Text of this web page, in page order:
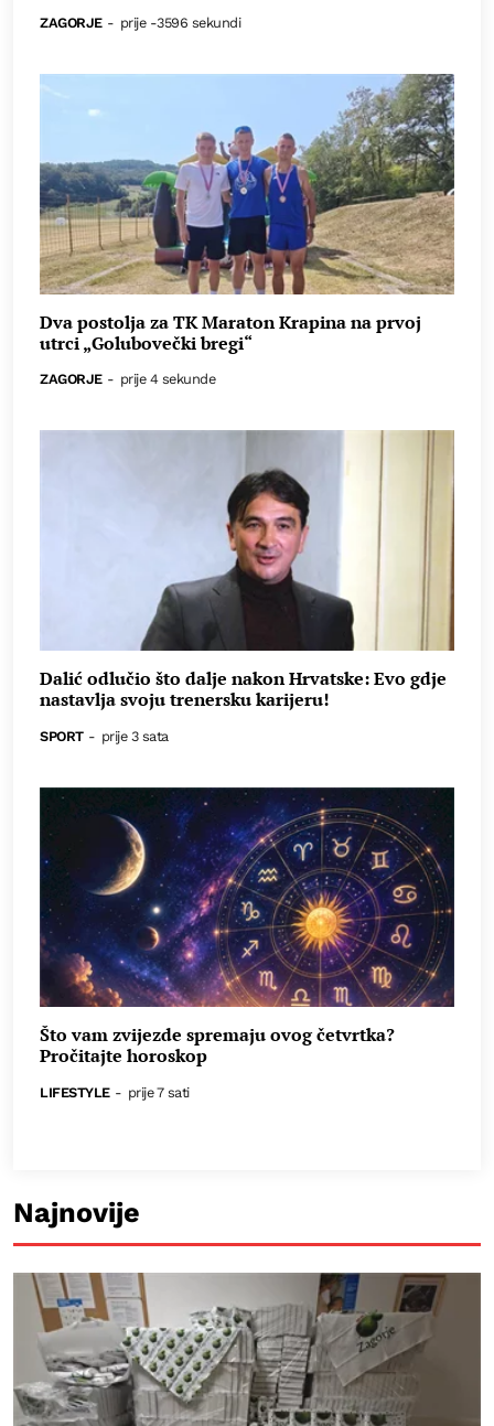
ZAGORJE - prije -3596 sekundi
Dva postolja za TK Maraton Krapina na prvoj
utrci „Golubovečki bregi“
ZAGORJE - prije 4 sekunde
Dalić odlučio što dalje nakon Hrvatske: Evo gdje
nastavlja svoju trenersku karijeru!
SPORT - prije 3 sata
Što vam zvijezde spremaju ovog četvrtka?
Pročitajte horoskop
LIFESTYLE - prije 7 sati
Najnovije